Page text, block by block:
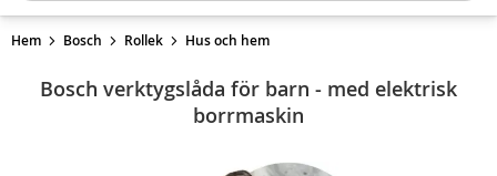
Hem Bosch Rollek Hus och hem
Bosch verktygslåda för barn - med elektrisk
borrmaskin